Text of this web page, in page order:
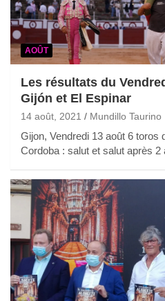
AOÛT
Les résultats du
Gijón et El Espinar
14 août, 2021 Mundillo Taurino
Gijon, Vendredi 13 août 6 toros
Cordoba : salut et salut après